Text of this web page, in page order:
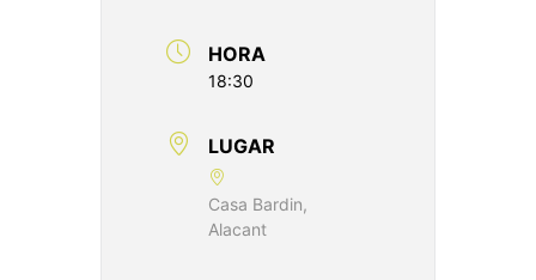
HORA
18:30
LUGAR
Casa Bardin,
Alacant